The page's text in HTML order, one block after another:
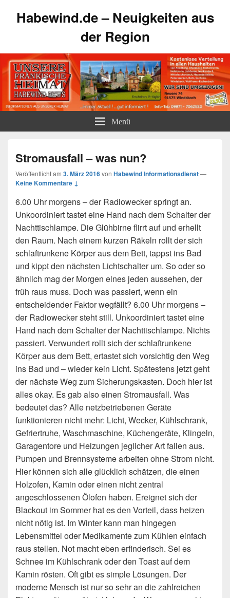
Habewind.de – Neuigkeiten aus
der Region
Menü
Stromausfall – was nun?
Veröffentlicht am 3. März 2016von Habewind Informationsdienst—
Keine Kommentare ↓
6.00 Uhr morgens – der Radiowecker springt an.
Unkoordiniert tastet eine Hand nach dem Schalter der
Nachttischlampe. Die Glühbirne flirrt auf und erhellt
den Raum. Nach einem kurzen Räkeln rollt der sich
schlaftrunkene Körper aus dem Bett, tappst ins Bad
und kippt den nächsten Lichtschalter um. So oder so
ähnlich mag der Morgen eines jeden aussehen, der
früh raus muss. Doch was passiert, wenn ein
entscheidender Faktor wegfällt? 6.00 Uhr morgens –
der Radiowecker steht still. Unkoordiniert tastet eine
Hand nach dem Schalter der Nachttischlampe. Nichts
passiert. Verwundert rollt sich der schlaftrunkene
Körper aus dem Bett, ertastet sich vorsichtig den Weg
ins Bad und – wieder kein Licht. Spätestens jetzt geht
der nächste Weg zum Sicherungskasten. Doch hier ist
alles okay. Es gab also einen Stromausfall. Was
bedeutet das? Alle netzbetriebenen Geräte
funktionieren nicht mehr: Licht, Wecker, Kühlschrank,
Gefriertruhe, Waschmaschine, Küchengeräte, Klingeln,
Garagentore und Heizungen jeglicher Art fallen aus.
Pumpen und Brennsysteme arbeiten ohne Strom nicht.
Hier können sich alle glücklich schätzen, die einen
Holzofen, Kamin oder einen nicht zentral
angeschlossenen Ölofen haben. Ereignet sich der
Blackout im Sommer hat es den Vorteil, dass heizen
nicht nötig ist. Im Winter kann man hingegen
Lebensmittel oder Medikamente zum Kühlen einfach
raus stellen. Not macht eben erfinderisch. Sei es
Schnee im Kühlschrank oder den Toast auf dem
Kamin rösten. Oft gibt es simple Lösungen. Der
moderne Mensch ist nur so sehr an die zahlreichen